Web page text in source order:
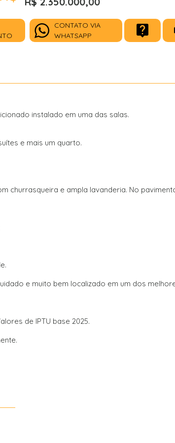
CONTATO VIA
WHATSAPP
instalado em uma das salas.
e mais um quarto.
churrasqueira e ampla lavanderia. No
e muito bem localizado em um dos
de IPTU base 2025.